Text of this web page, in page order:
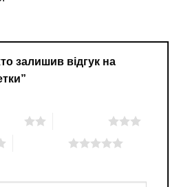
залишив відгук на